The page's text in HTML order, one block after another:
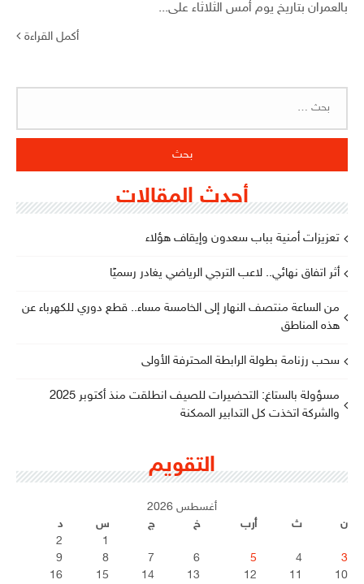
بالعمران بتاريخ يوم أمس الثلاثاء على...
أكمل القراءة
أحدث المقالات
تعزيزات أمنية بباب سعدون وإيقاف هؤلاء
أثر اتفاق نهائي.. لاعب الترجي الرياضي يغادر رسميًا
من الساعة منتصف النهار إلى الخامسة مساء.. قطع دوري للكهرباء عن
هذه المناطق
سحب رزنامة بطولة الرابطة المحترفة الأولى
مسؤولة بالستاغ: التحضيرات للصيف انطلقت منذ أكتوبر 2025
والشركة اتخذت كل التدابير الممكنة
التقويم
أغسطس 2026
ن
ث أرب خ ج س
د
1
2
3
4
5
6
7
8
9
10
11
12
13
14
15
16